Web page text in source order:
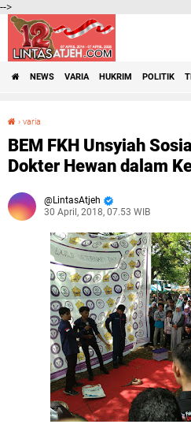
-->
NEWS VARIA HUKRIM POLITIK
› varia
BEM FKH Unsyiah
Dokter Hewan dalam
LintasAtjeh
30 April, 2018, 07.53 WIB